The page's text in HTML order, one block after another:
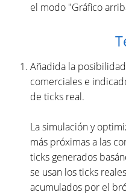
el modo "Gráfico
Añadida la
comerciales e
de ticks real.
La simulación y
más próximas a las
ticks generados
se usan los ticks
acumulados por el